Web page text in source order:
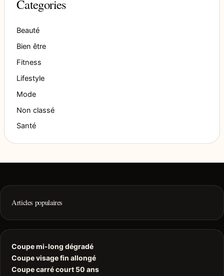
Categories
Beauté
Bien être
Fitness
Lifestyle
Mode
Non classé
Santé
Articles populaires
Coupe mi-long dégradé
Coupe visage fin allongé
Coupe carré court 50 ans